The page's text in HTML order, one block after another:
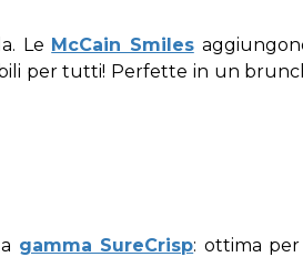
Le McCain Smiles
per tutti! Perfette in un
gamma SureCrisp: ottima